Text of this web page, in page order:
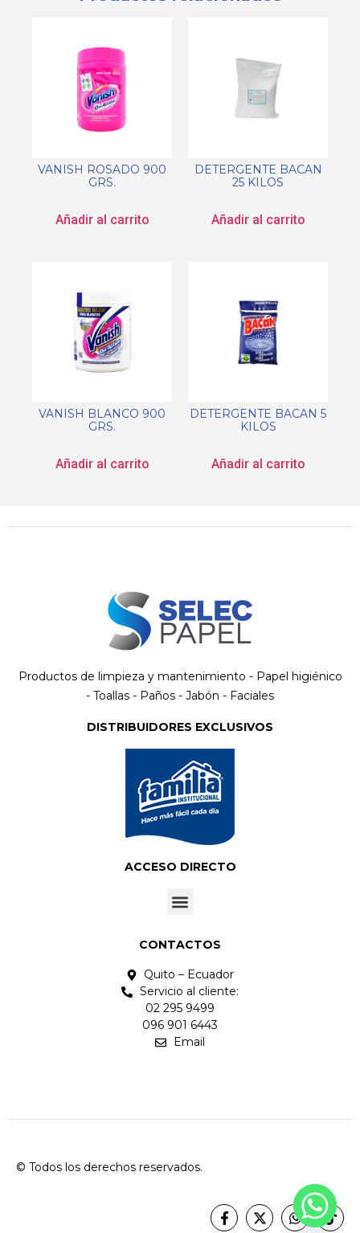
VANISH ROSADO 900
GRS.
Añadir al carrito
DETERGENTE BACAN
25 KILOS
Añadir al carrito
VANISH BLANCO 900
GRS.
Añadir al carrito
DETERGENTE BACAN 5
KILOS
Añadir al carrito
Productos de limpieza y mantenimiento - Papel higiénico
- Toallas - Paños - Jabón - Faciales
DISTRIBUIDORES EXCLUSIVOS
ACCESO DIRECTO
CONTACTOS
Quito – Ecuador
Servicio al cliente:
02 295 9499
096 901 6443
Email
© Todos los derechos reservados.